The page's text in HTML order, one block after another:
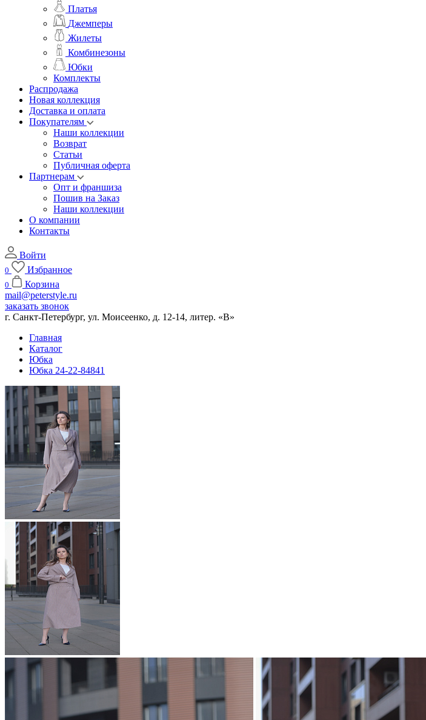
Платья
Джемперы
Жилеты
Комбинезоны
Юбки
Комплекты
Распродажа
Новая коллекция
Доставка и оплата
Покупателям
Наши коллекции
Возврат
Статьи
Публичная оферта
Партнерам
Опт и франшиза
Пошив на Заказ
Наши коллекции
О компании
Контакты
Войти
0 Избранное
0
Корзина
mail@peterstyle.ru
заказать звонок
г. Санкт-Петербург, ул. Моисеенко, д. 12-14, литер. «В»
Главная
Каталог
Юбка
Юбка 24-22-84841